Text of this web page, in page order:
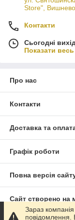
Store",
Контакти
Сьогодні
Показати
Про нас
Контакти
Доставка та
Графік роботи
Повна версія
Сайт створено на
Зараз